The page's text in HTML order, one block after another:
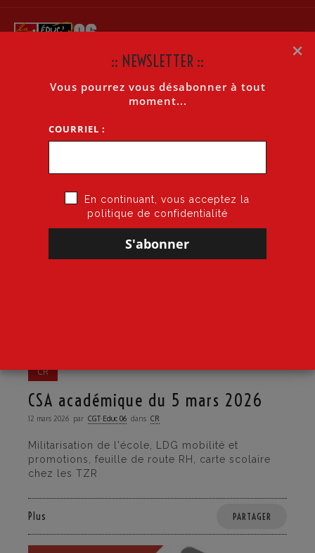
Accueil»Activité syndicale»CR»liminaire
CR
CSA académique du 5 mars 2026
12 mars 2026 par CGT·Educ 06 dans CR
Militarisation de l'école, LDG mobilité et
promotions, feuille de route RH, carte scolaire
chez les TZR
Plus PARTAGER
×
:: NEWSLETTER ::
Vous pourrez vous désabonner à tout
moment...
COURRIEL :
En continuant, vous acceptez la
politique de confidentialité